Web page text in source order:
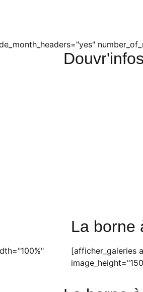
Douvr'infos
La borne
[afficher_galeries